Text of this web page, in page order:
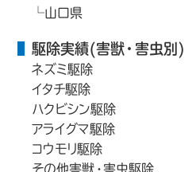
山口県
駆除実績(害獣・害虫別)
ネズミ駆除
イタチ駆除
ハクビシン駆除
アライグマ駆除
コウモリ駆除
その他害獣・害虫駆除